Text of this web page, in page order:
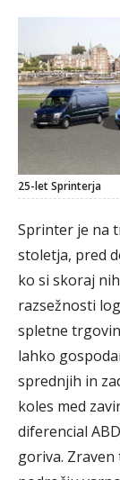
25-let Sprinterja
Sprinter je na
stoletja, pred
ko si skoraj
razsežnosti
spletne
lahko
sprednjih in
koles med
diferencial
goriva.